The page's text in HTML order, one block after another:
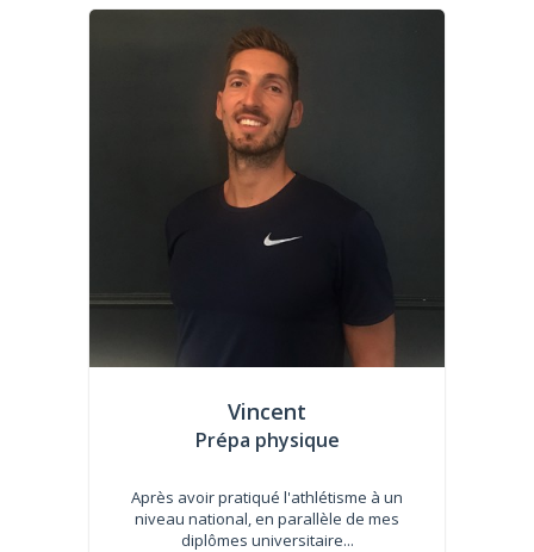
Vincent
Prépa physique
Après avoir pratiqué l'athlétisme à un
niveau national, en parallèle de mes
diplômes universitaire...